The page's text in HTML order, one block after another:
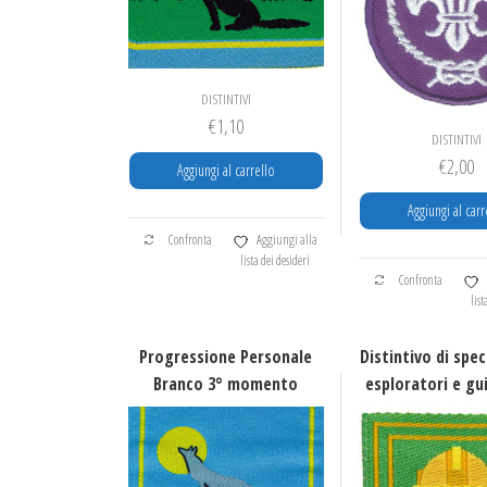
nella
del
DISTINTIVI
€1,10
Aggiungi al carrello
Confronta
Aggiungi alla
lista dei desideri
DISTINTIVI
€2,00
Aggiungi al
Confronta
Progressione Personale
Branco 3° momento
Distintivo di
esploratori e